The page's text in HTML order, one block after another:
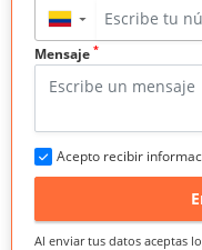
▼
Mensaje *
Acepto recibir
Al enviar tus datos aceptas